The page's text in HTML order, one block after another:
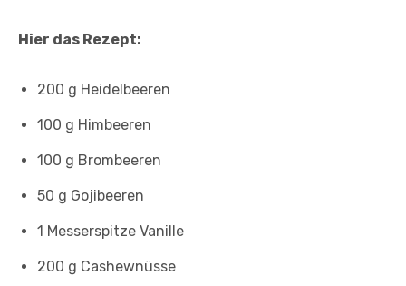
Hier das Rezept:
200 g Heidelbeeren
100 g Himbeeren
100 g Brombeeren
50 g Gojibeeren
1 Messerspitze Vanille
200 g Cashewnüsse